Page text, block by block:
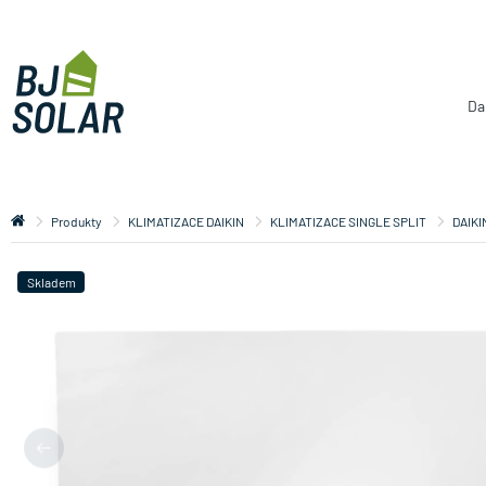
Skladem
Produkty KLIMATIZACE DAIKIN KLIMATIZACE SINGLE SPLIT